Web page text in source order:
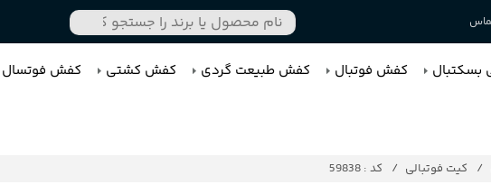
بسکتبال کفش فوتبال کفش طبیعت گردی کفش کشتی کفش فوتسال
کیت فوتبالی کد : 59838